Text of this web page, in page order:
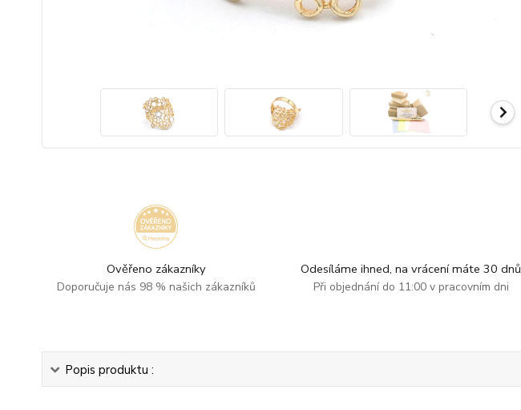
Ověřeno zákazníky
Doporučuje nás 98 % našich zákazníků
Odesíláme ihned, na vrácení máte 30 dnů
Při objednání do 11:00 v pracovním dni
Popis produktu :